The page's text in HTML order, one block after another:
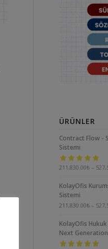
ÜRÜNLER
Contract Flow -
Sistemi
5 üzerinden
211,830.00₺ –
KolayOfis
Sistemi
211,830.00₺ –
KolayOfis
Next Generation